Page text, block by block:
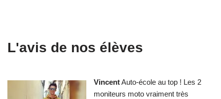
L'avis de nos élèves
VincentAuto-école au top ! Les 2
moniteurs moto vraiment très